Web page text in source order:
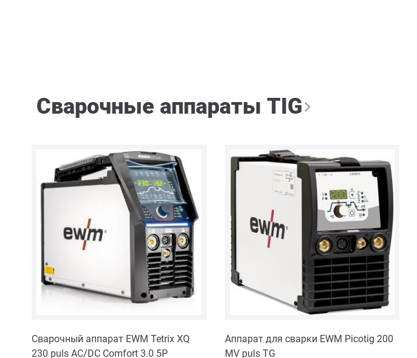
Сварочные аппараты TIG
Сварочный аппарат EWM Tetrix XQ
230 puls AC/DC Comfort 3.0 5P
Аппарат для сварки EWM Picotig 200
MV puls TG